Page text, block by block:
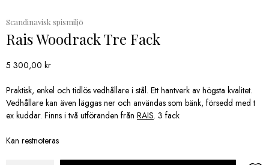
Scandinavisk spismiljö
Rais Woodrack Tre Fack
5 300,00 kr
Praktisk, enkel och tidlös vedhållare i stål. Ett hantverk av högsta kvalitet.
Vedhållare kan även läggas ner och användas som bänk, försedd med t
ex kuddar. Finns i två utföranden från RAIS. 3 fack
Kan restnoteras